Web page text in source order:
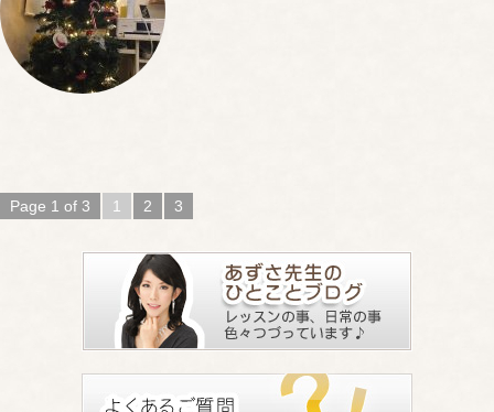
Page 1 of 3 1 2 3